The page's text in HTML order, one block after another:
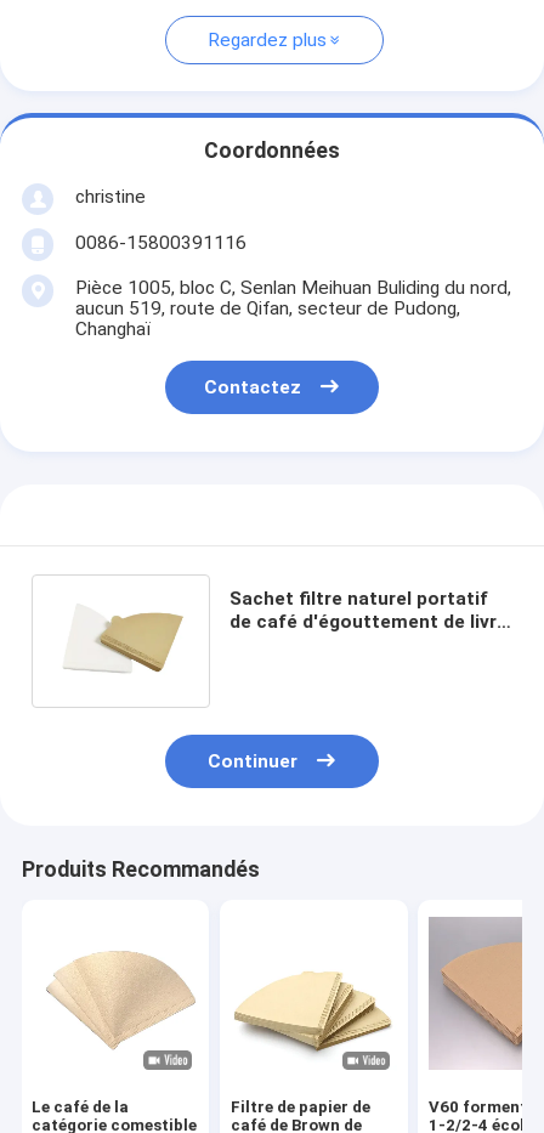
Regardez plus
Coordonnées
christine
0086-15800391116
Pièce 1005, bloc C, Senlan Meihuan Buliding du nord,
aucun 519, route de Qifan, secteur de Pudong,
Changhaï
Contactez
Sachet filtre naturel portatif
de café d'égouttement de livre
Continuer
Produits Recommandés
Le café de la
catégorie comestible
Filtre de papier de
café de Brown de
V60 forment
1-2/2-4